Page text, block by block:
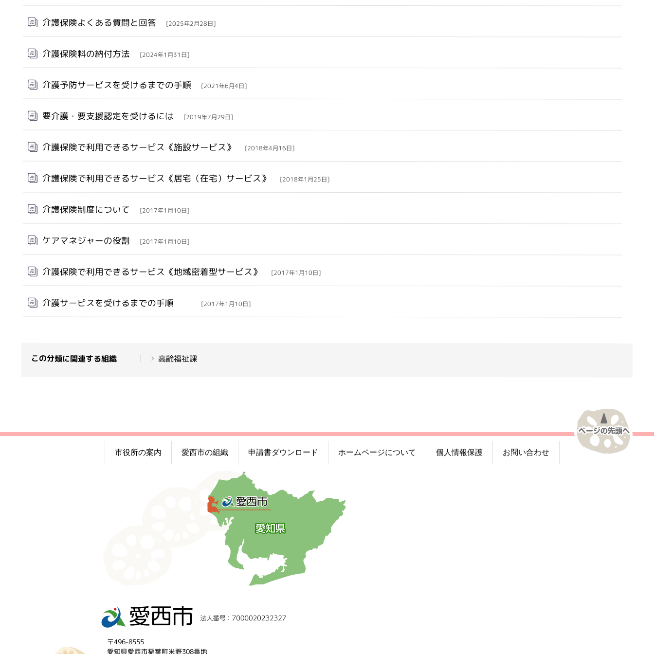
介護保険よくある質問と回答 [2025年2月28日]
介護保険料の納付方法 [2024年1月31日]
介護予防サービスを受けるまでの手順 [2021年6月4日]
要介護・要支援認定を受けるには [2019年7月29日]
介護保険で利用できるサービス《施設サービス》 [2018年4月16日]
介護保険で利用できるサービス《居宅（在宅）サービス》 [2018年1月25日]
介護保険制度について [2017年1月10日]
ケアマネジャーの役割 [2017年1月10日]
介護保険で利用できるサービス《地域密着型サービス》 [2017年1月10日]
介護サービスを受けるまでの手順 [2017年1月10日]
この分類に関連する組織 高齢福祉課
市役所の案内 愛西市の組織 申請書ダウンロード ホームページについて 個人情報保護 お問い合わせ
〒496-8555
愛知県愛西市稲葉町米野308番地